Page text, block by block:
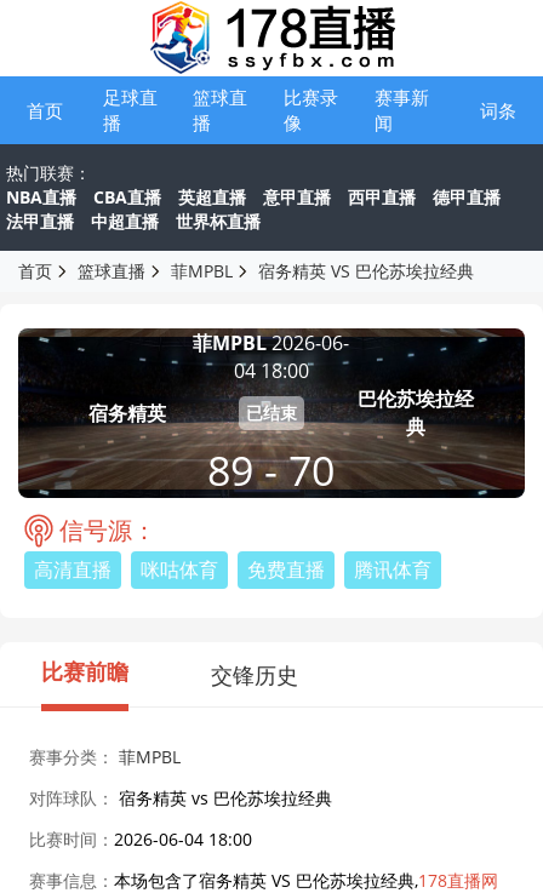
首页
足球直
播
篮球直
播
比赛录
像
赛事新
闻
词条
热门联赛：
NBA直播
CBA直播 英超直播 意甲直播 西甲直播
德甲直播
法甲直播
中超直播 世界杯直播
首页 篮球直播 菲MPBL 宿务精英 VS 巴伦苏埃拉经典
宿务精英
菲MPBL2026-06-
04 18:00
已结束
89 - 70
巴伦苏埃拉经
典
信号源：
高清直播 咪咕体育 免费直播 腾讯体育
比赛前瞻 交锋历史
赛事分类： 菲MPBL
对阵球队： 宿务精英 vs 巴伦苏埃拉经典
比赛时间： 2026-06-04 18:00
赛事信息： 本场包含了宿务精英 VS 巴伦苏埃拉经典,178直播网